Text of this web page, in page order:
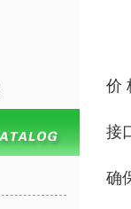
价
接
确